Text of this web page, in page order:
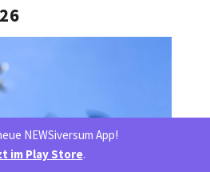
NEWSiversum App!
im Play Store.